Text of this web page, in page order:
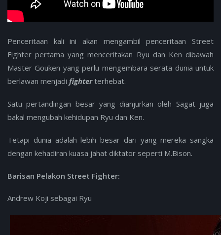
Penceritaan kali ini akan mengambil penceritaan Street
Fighter pertama yang menceritakan Ryu dan Ken dibawah
Master Gouken yang perlu mengembara serata dunia untuk
berlawan menjadi fighterterhebat.
Satu pertandingan besar yang dianjurkan oleh Sagat juga
bakal mengubah kehidupan Ryu dan Ken.
Tetapi dunia adalah lebih besar dari yang mereka sangka
dengan kehadiran kuasa jahat diktator seperti M.Bison.
Barisan Pelakon Street Fighter:
Andrew Koji sebagai Ryu